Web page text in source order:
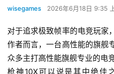
wisegames 2026年6月18日 9:35
对于追求极致帧率的电竞玩家
作者而言，一台高性能的旗舰
众多主打高性能旗舰专业的电
枪神10X可以说是其中绝佳